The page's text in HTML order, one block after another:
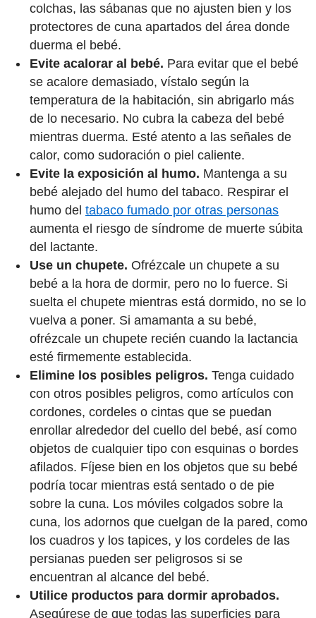
colchas, las sábanas que no ajusten bien y los
protectores de cuna apartados del área donde
duerma el bebé.
Evite acalorar al bebé. Para evitar que el bebé
se acalore demasiado, vístalo según la
temperatura de la habitación, sin abrigarlo más
de lo necesario. No cubra la cabeza del bebé
mientras duerma. Esté atento a las señales de
calor, como sudoración o piel caliente.
Evite la exposición al humo. Mantenga a su
bebé alejado del humo del tabaco. Respirar el
humo del tabaco fumado por otras personas
aumenta el riesgo de síndrome de muerte súbita
del lactante.
Use un chupete. Ofrézcale un chupete a su
bebé a la hora de dormir, pero no lo fuerce. Si
suelta el chupete mientras está dormido, no se lo
vuelva a poner. Si amamanta a su bebé,
ofrézcale un chupete recién cuando la lactancia
esté firmemente establecida.
Elimine los posibles peligros. Tenga cuidado
con otros posibles peligros, como artículos con
cordones, cordeles o cintas que se puedan
enrollar alrededor del cuello del bebé, así como
objetos de cualquier tipo con esquinas o bordes
afilados. Fíjese bien en los objetos que su bebé
podría tocar mientras está sentado o de pie
sobre la cuna. Los móviles colgados sobre la
cuna, los adornos que cuelgan de la pared, como
los cuadros y los tapices, y los cordeles de las
persianas pueden ser peligrosos si se
encuentran al alcance del bebé.
Utilice productos para dormir aprobados.
Asegúrese de que todas las superficies para